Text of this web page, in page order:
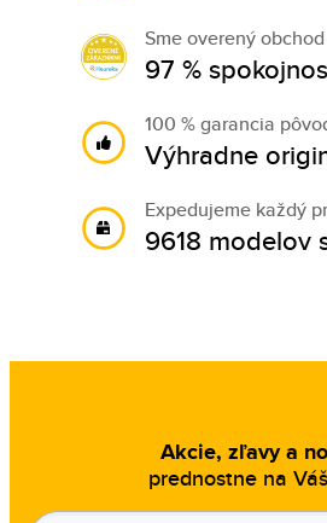
Sme overený obchod
97 %
100 % garancia
Výhradne
Expedujeme každý
9618 modelov
Akcie, zľavy a
prednostne na